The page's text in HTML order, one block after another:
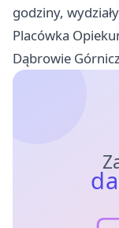
godziny,
Placówka
Dąbrowie